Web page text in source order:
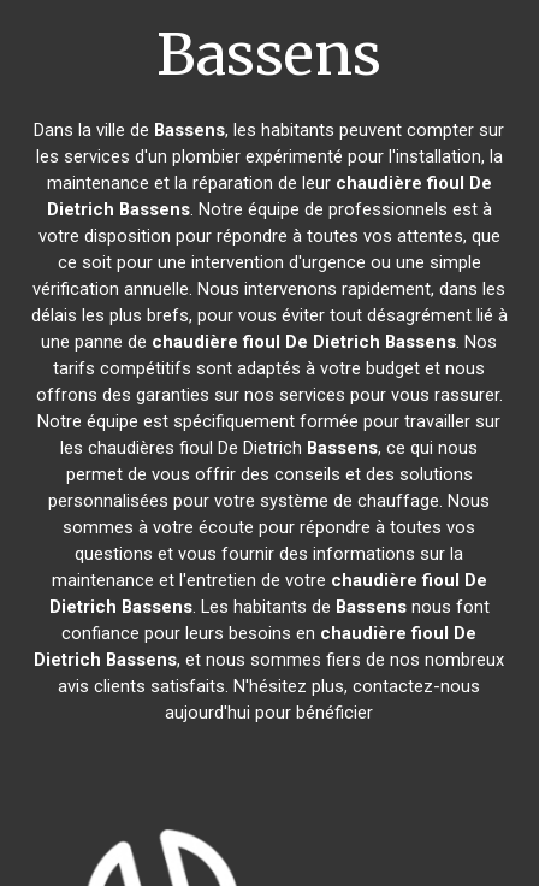
Bassens
Dans la ville de Bassens, les habitants peuvent compter sur
les services d'un plombier expérimenté pour l'installation, la
maintenance et la réparation de leur chaudière fioul De
Dietrich Bassens. Notre équipe de professionnels est à
votre disposition pour répondre à toutes vos attentes, que
ce soit pour une intervention d'urgence ou une simple
vérification annuelle. Nous intervenons rapidement, dans les
délais les plus brefs, pour vous éviter tout désagrément lié à
une panne de chaudière fioul De Dietrich Bassens. Nos
tarifs compétitifs sont adaptés à votre budget et nous
offrons des garanties sur nos services pour vous rassurer.
Notre équipe est spécifiquement formée pour travailler sur
les chaudières fioul De Dietrich Bassens, ce qui nous
permet de vous offrir des conseils et des solutions
personnalisées pour votre système de chauffage. Nous
sommes à votre écoute pour répondre à toutes vos
questions et vous fournir des informations sur la
maintenance et l'entretien de votre chaudière fioul De
Dietrich Bassens. Les habitants de Bassensnous font
confiance pour leurs besoins en chaudière fioul De
Dietrich Bassens, et nous sommes fiers de nos nombreux
avis clients satisfaits. N'hésitez plus, contactez-nous
aujourd'hui pour bénéficier